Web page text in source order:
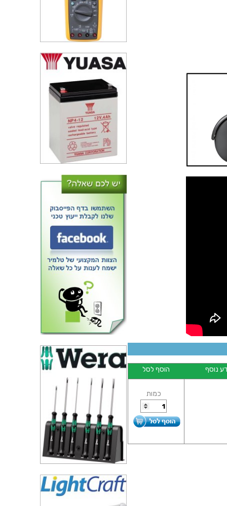
נוסף הוסף לסל
כמות